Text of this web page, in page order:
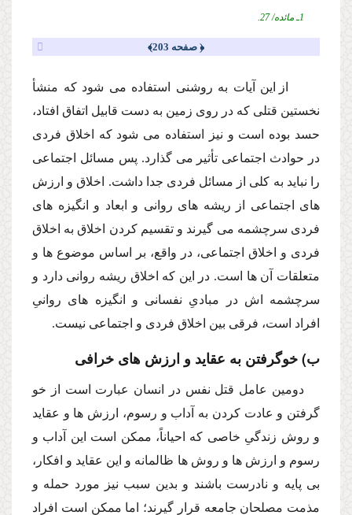
1ـ مائده/ 27.
﴿ صفحه 203﴾
از این آیات به روشنى استفاده مى شود كه منشأ
نخستین قتلى كه در روى زمین به دست قابیل اتفاق افتاد،
حسد بوده است و نیز استفاده مى شود كه اخلاق فردى
در حوادث اجتماعى تأثیر مى گذارد. پس مسائل اجتماعى
را نباید به كلى از مسائل فردى جدا داشت. اخلاق و ارزش
هاى اجتماعى از ریشه هاى روانى و ابعاد و انگیزه هاى
فردى سرچشمه مى گیرند و تقسیم كردن اخلاق به اخلاق
فردى و اخلاق اجتماعى، در واقع، بر اساس موضوع ها و
متعلقات آن ها است. در این كه اخلاق ریشه روانى دارد و
سرچشمه اش در مبادىِ نفسانى و انگیزه هاى روانىِ
افراد است، فرقى بین اخلاق فردى و اجتماعى نیست.
ب) خوگرفتن به عقاید و ارزش هاى خرافى
دومین عامل قتل نفس در انسان عبارت است از خو
گرفتن و عادت كردن به آداب و رسوم، ارزش ها و عقاید
و روش زندگىِ خاصى كه احیاناً، ممكن است این آداب و
رسوم و ارزش ها و روش ها ظالمانه و این عقاید و افكار،
بى پایه و نادرست باشند و بدین سبب نیز مورد حمله و
مذمت مصلحان جامعه قرار گیرند؛ اما ممكن است افراد